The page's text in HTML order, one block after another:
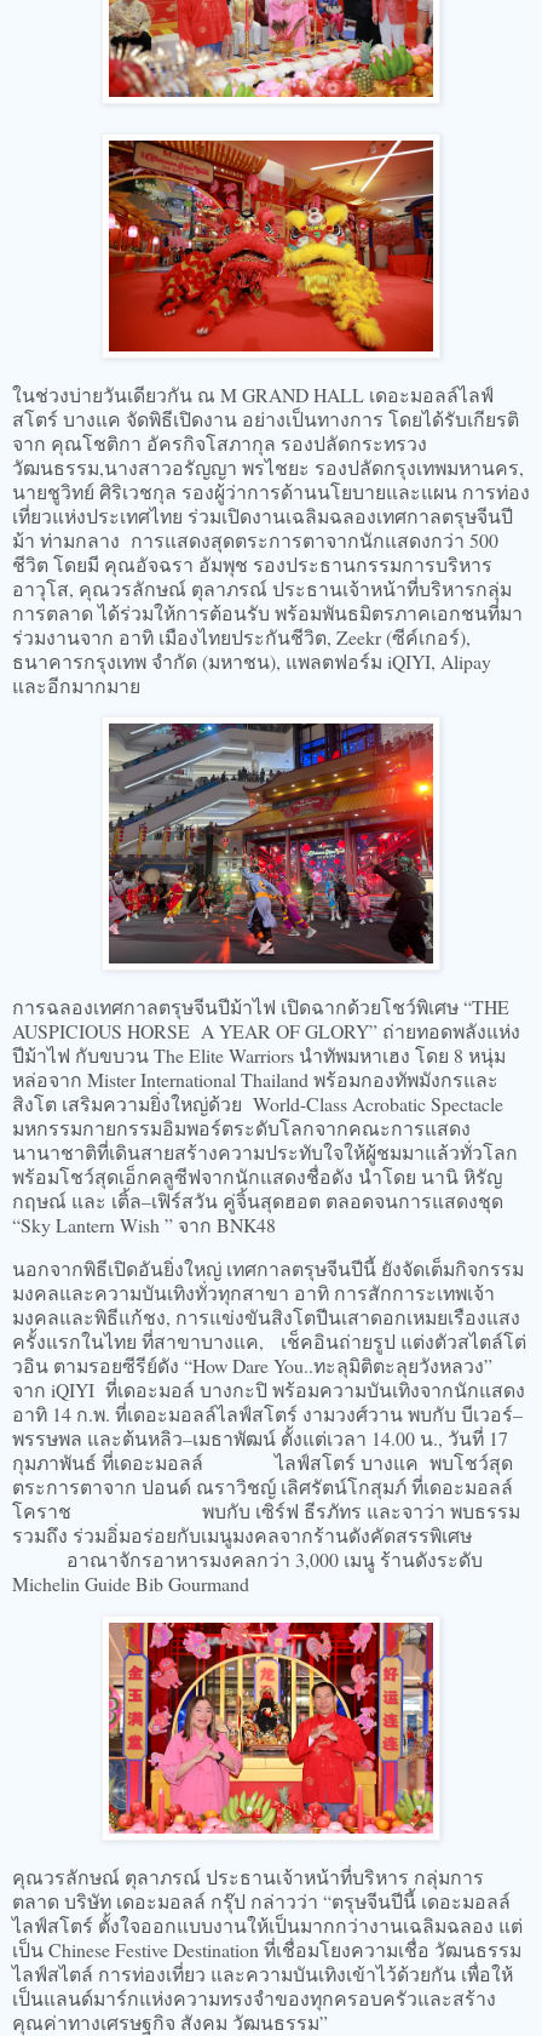
ในช่วงบ่ายวันเดียวกัน ณ M GRAND HALL เดอะมอลล์ไลฟ์
สโตร์ บางแค จัดพิธีเปิดงาน อย่างเป็นทางการ โดยได้รับเกียรติ
จาก คุณโชติกา อัครกิจโสภากุล รองปลัดกระทรวง
วัฒนธรรม,นางสาวอรัญญา พรไชยะ รองปลัดกรุงเทพมหานคร,
นายชูวิทย์ ศิริเวชกุล รองผู้ว่าการด้านนโยบายและแผน การท่อง
เที่ยวแห่งประเทศไทย ร่วมเปิดงานเฉลิมฉลองเทศกาลตรุษจีนปี
ม้า ท่ามกลาง การแสดงสุดตระการตาจากนักแสดงกว่า 500
ชีวิต โดยมี คุณอัจฉรา อัมพุช รองประธานกรรมการบริหาร
อาวุโส, คุณวรลักษณ์ ตุลาภรณ์ ประธานเจ้าหน้าที่บริหารกลุ่ม
การตลาด ได้ร่วมให้การต้อนรับ พร้อมพันธมิตรภาคเอกชนที่มา
ร่วมงานจาก อาทิ เมืองไทยประกันชีวิต, Zeekr (ซีค์เกอร์),
ธนาคารกรุงเทพ จำกัด (มหาชน), แพลตฟอร์ม iQIYI, Alipay
และอีกมากมาย
การฉลองเทศกาลตรุษจีนปีม้าไฟ เปิดฉากด้วยโชว์พิเศษ “THE
AUSPICIOUS HORSE A YEAR OF GLORY” ถ่ายทอดพลังแห่ง
ปีม้าไฟ กับขบวน The Elite Warriors นำทัพมหาเฮง โดย 8 หนุ่ม
หล่อจาก Mister International Thailand พร้อมกองทัพมังกรและ
สิงโต เสริมความยิ่งใหญ่ด้วย World-Class Acrobatic Spectacle
มหกรรมกายกรรมอิมพอร์ตระดับโลกจากคณะการแสดง
นานาชาติที่เดินสายสร้างความประทับใจให้ผู้ชมมาแล้วทั่วโลก
พร้อมโชว์สุดเอ็กคลูซีฟจากนักแสดงชื่อดัง นำโดย นานิ หิรัญ
กฤษณ์ และ เติ้ล–เฟิร์สวัน คู่จิ้นสุดฮอต ตลอดจนการแสดงชุด
“Sky Lantern Wish ” จาก BNK48
นอกจากพิธีเปิดอันยิ่งใหญ่ เทศกาลตรุษจีนปีนี้ ยังจัดเต็มกิจกรรม
มงคลและความบันเทิงทั่วทุกสาขา อาทิ การสักการะเทพเจ้า
มงคลและพิธีแก้ชง, การแข่งขันสิงโตปีนเสาดอกเหมยเรืองแสง
ครั้งแรกในไทย ที่สาขาบางแค, เช็คอินถ่ายรูป แต่งตัวสไตล์โต่
วอิน ตามรอยซีรีย์ดัง “How Dare You..ทะลุมิติตะลุยวังหลวง”
จาก iQIYI ที่เดอะมอล์ บางกะปิ พร้อมความบันเทิงจากนักแสดง
อาทิ 14 ก.พ. ที่เดอะมอลล์ไลฟ์สโตร์ งามวงศ์วาน พบกับ บีเวอร์–
พรรษพล และต้นหลิว–เมธาพัฒน์ ตั้งแต่เวลา 14.00 น., วันที่ 17
กุมภาพันธ์ ที่เดอะมอลล์ ไลฟ์สโตร์ บางแค พบโชว์สุด
ตระการตาจาก ปอนด์ ณราวิชญ์ เลิศรัตน์โกสุมภ์ ที่เดอะมอลล์
โคราช พบกับ เซิร์ฟ ธีรภัทร และจาว่า พบธรรม
รวมถึง ร่วมอิ่มอร่อยกับเมนูมงคลจากร้านดังคัดสรรพิเศษ
อาณาจักรอาหารมงคลกว่า 3,000 เมนู ร้านดังระดับ
Michelin Guide Bib Gourmand
คุณวรลักษณ์ ตุลาภรณ์ ประธานเจ้าหน้าที่บริหาร กลุ่มการ
ตลาด บริษัท เดอะมอลล์ กรุ๊ป กล่าวว่า “ตรุษจีนปีนี้ เดอะมอลล์
ไลฟ์สโตร์ ตั้งใจออกแบบงานให้เป็นมากกว่างานเฉลิมฉลอง แต่
เป็น Chinese Festive Destination ที่เชื่อมโยงความเชื่อ วัฒนธรรม
ไลฟ์สไตล์ การท่องเที่ยว และความบันเทิงเข้าไว้ด้วยกัน เพื่อให้
เป็นแลนด์มาร์กแห่งความทรงจำของทุกครอบครัวและสร้าง
คุณค่าทางเศรษฐกิจ สังคม วัฒนธรรม”